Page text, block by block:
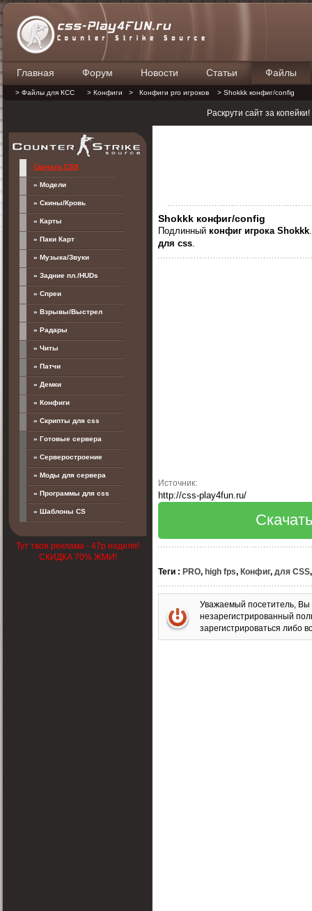
Главная Форум Новости Статьи Файлы
> Файлы для КСС > Конфиги > Конфиги pro игроков > Shokkk конфиг/config
Раскрути сайт за
Shokkk конфиг/config
Подлинный конфиг игрока Shokkk
для css.
Источник:
http://css-play4fun.ru/
Теги : PRO, high fps, Конфиг, для CSS
Уважаемый посетитель, Вы
незарегистрированный
зарегистрироваться либо
Скачать CSS
» Модели
» Скины/Кровь
» Карты
» Паки Карт
» Музыка/Звуки
» Задние пл./HUDs
» Спреи
» Взрывы/Выстрел
» Радары
» Читы
» Патчи
» Демки
» Конфиги
» Скрипты для css
» Готовые сервера
» Серверостроение
» Моды для сервера
» Программы для css
» Шаблоны CS
Тут твоя реклама - 47р неделя!
СКИДКА 70% ЖМИ!